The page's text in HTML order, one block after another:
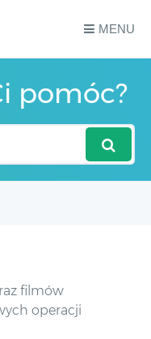
MENU
pomóc?
filmów
operacji